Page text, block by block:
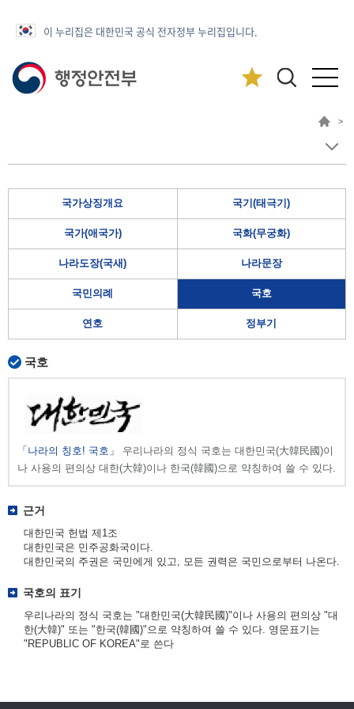
이 누리집은 대한민국 공식 전자정부 누리집입니다.
>
국가상징개요 국기(태극기)
국가(애국가) 국화(무궁화)
나라도장(국새) 나라문장
국민의례 국호
연호 정부기
국호
「나라의 칭호! 국호」
우리나라의 정식 국호는 대한민국(大韓民國)이
나 사용의 편의상 대한(大韓)이나 한국(韓國)으로 약칭하여 쓸 수 있다.
근거
대한민국 헌법 제1조
대한민국은 민주공화국이다.
대한민국의 주권은 국민에게 있고, 모든 권력은 국민으로부터 나온다.
국호의 표기
우리나라의 정식 국호는 "대한민국(大韓民國)"이나 사용의 편의상 "대
한(大韓)" 또는 "한국(韓國)"으로 약칭하여 쓸 수 있다. 영문표기는
"REPUBLIC OF KOREA"로 쓴다